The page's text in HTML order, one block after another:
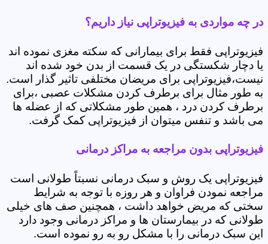
در چه مواردی به فیزیوتراپی نیاز داریم؟
فیزیوتراپی فقط برای بیمارانی که سکته مغزی نموده اند
یا دچار شکستگی در یک قسمت از بدن خود شده اند
نیست،فیزیوتراپی برای مریضان مختلفی تاثیر گذار است.
به طور مثال برای برطرف کردن مشکلات عصبی ،برای
برطرف کردن درد ، همین طور مشکلاتی که از عضله ها
می باشد و تنفس میتوان از فیزیوتراپی کمک گرفت.
فیزیوتراپی بدون مراجعه به مراکز درمانی
فیزیوتراپی یک روش و سبک درمانی نسبتاً طولانی است
مراجعه نمودن فراوان و هر روزه با توجه به شرایط
سختی که مریض خواهد داشت ، همچنین صف های خیلی
طولانی که در بیمارستان ها و مراکز درمانی وجود دارد
این سبک درمانی را با مشکل رو به رو نموده است.